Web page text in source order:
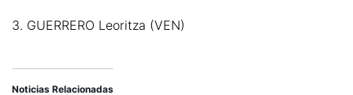
3. GUERRERO Leoritza (VEN)
Noticias Relacionadas